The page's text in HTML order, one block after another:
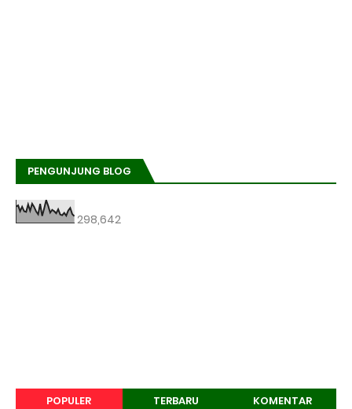
PENGUNJUNG BLOG
298,642
POPULER TERBARU KOMENTAR